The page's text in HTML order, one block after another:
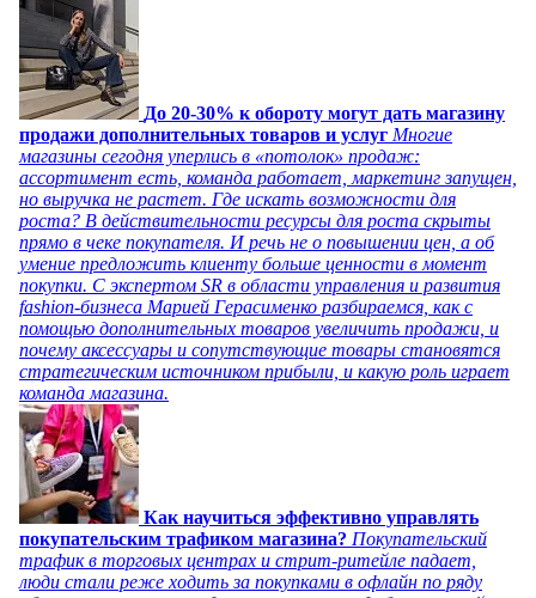
До 20-30% к обороту могут дать магазину
продажи дополнительных товаров и услуг Многие
магазины сегодня уперлись в «потолок» продаж:
ассортимент есть, команда работает, маркетинг запущен,
но выручка не растет. Где искать возможности для
роста? В действительности ресурсы для роста скрыты
прямо в чеке покупателя. И речь не о повышении цен, а об
умение предложить клиенту больше ценности в момент
покупки. С экспертом SR в области управления и развития
fashion-бизнеса Марией Герасименко разбираемся, как с
помощью дополнительных товаров увеличить продажи, и
почему аксессуары и сопутствующие товары становятся
стратегическим источником прибыли, и какую роль играет
команда магазина.
Как научиться эффективно управлять
покупательским трафиком магазина? Покупательский
трафик в торговых центрах и стрит-ритейле падает,
люди стали реже ходить за покупками в офлайн по ряду